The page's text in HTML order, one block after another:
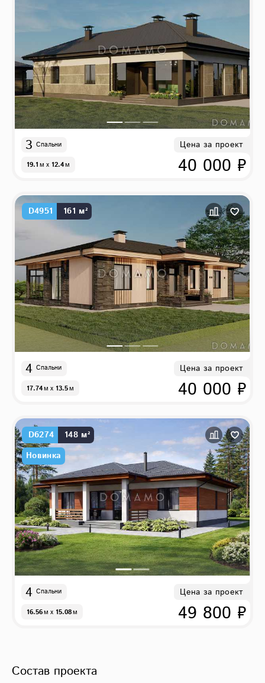
3 Спальни
19.1м x 12.4м
Цена за проект
40 000 ₽
D4951 161 м²
4 Спальни
17.74м x 13.5м
Цена за проект
40 000 ₽
D6274
148 м²
Новинка
4 Спальни
16.56м x 15.08м
Цена за проект
49 800 ₽
Состав проекта